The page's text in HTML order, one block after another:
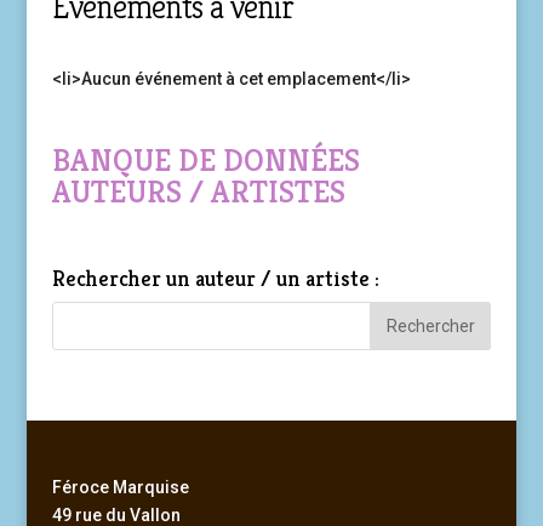
<li>Aucun événement à cet emplacement</li>
BANQUE DE DONNÉES
AUTEURS / ARTISTES
Rechercher un auteur / un artiste :
Féroce Marquise
49 rue du Vallon